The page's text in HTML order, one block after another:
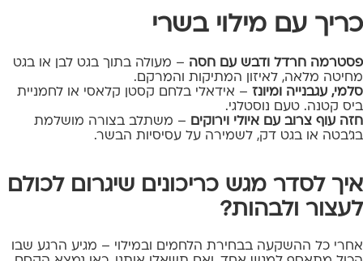
כריך עם מילוי בשרי
פסטרמה חרדל ודבש עם חסה – מעולה בתוך בגט לבן או בגט
מחיטה מלאה, לאיזון המתיקות והמרקם.
סלמי, עגבנייה ומיונז – אידאלי בלחם קסטן קלאסי או לחמניית
ביס קטנה. טעם נוסטלגי.
חזה עוף צרוב עם איולי וירוקים – משתלב בצורה מושלמת
בג’בטה או בגט דק, לשמירה על עסיסיות הבשר.
איך לסדר מגש כריכונים שיגרום לכולם
לעצור ולבהות?
אחרי כל ההשקעה בבחירת הלחמים ובמילוי – מגיע הרגע שבו